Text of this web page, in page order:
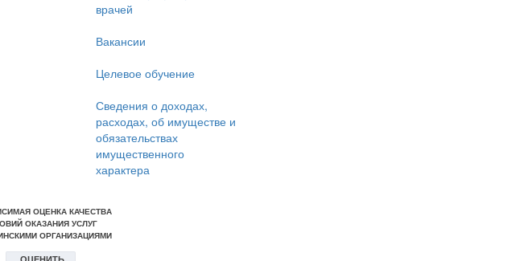
врачей
Вакансии
Целевое обучение
Сведения о доходах,
расходах, об имуществе и
обязательствах
имущественного
характера